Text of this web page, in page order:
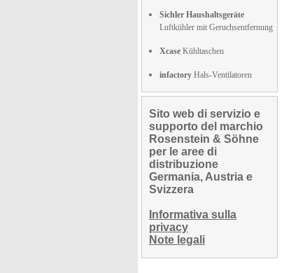
Sichler Haushaltsgeräte
Luftkühler mit Geruchsentfernung
Xcase Kühltaschen
infactory Hals-Ventilatoren
Sito web di servizio e
supporto del marchio
Rosenstein & Söhne
per le aree di
distribuzione
Germania, Austria e
Svizzera
Informativa sulla
privacy
Note legali